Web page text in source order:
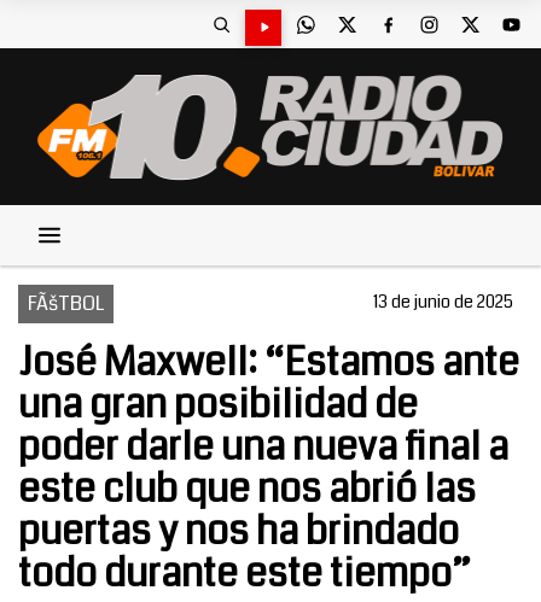
FÃšTBOL 13 de junio de 2025
José Maxwell: “Estamos ante
una gran posibilidad de
poder darle una nueva final a
este club que nos abrió las
puertas y nos ha brindado
todo durante este tiempo”